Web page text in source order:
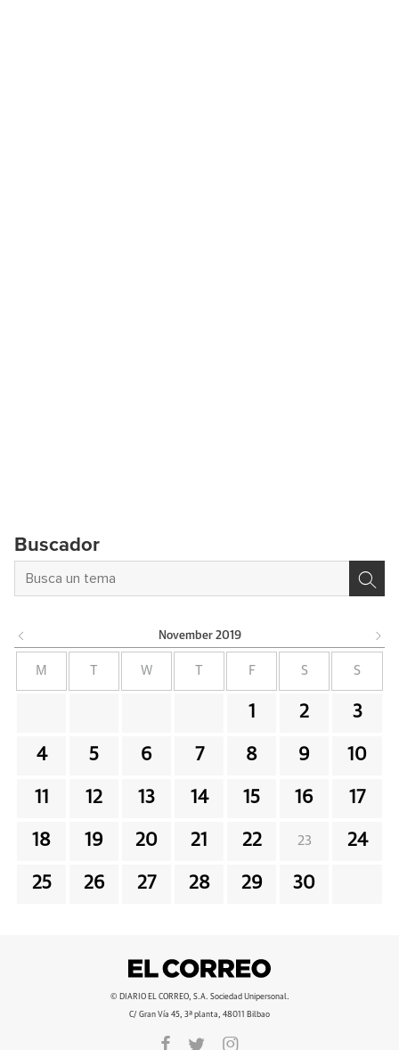
Buscador
November 2019
M W F S S
1 2 3
4 5 6 7 8 9 10
11 12 13 14 15 16 17
18 19 20 21 22 23 24
25 26 27 28 29 30
© DIARIO EL CORREO, S.A. Sociedad Unipersonal.
C/ Gran Vía 45, 3ª planta, 48011 Bilbao